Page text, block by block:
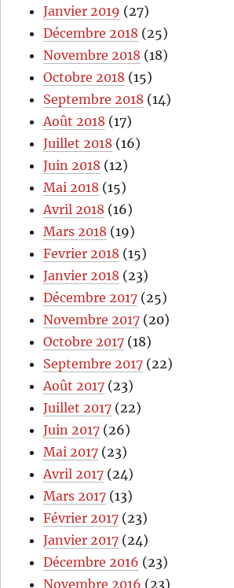
Janvier 2019 (27)
Décembre 2018 (25)
Novembre 2018 (18)
Octobre 2018 (15)
Septembre 2018 (14)
Août 2018 (17)
Juillet 2018 (16)
Juin 2018 (12)
Mai 2018 (15)
Avril 2018 (16)
Mars 2018 (19)
Fevrier 2018 (15)
Janvier 2018 (23)
Décembre 2017 (25)
Novembre 2017 (20)
Octobre 2017 (18)
Septembre 2017 (22)
Août 2017 (23)
Juillet 2017 (22)
Juin 2017 (26)
Mai 2017 (23)
Avril 2017 (24)
Mars 2017 (13)
Février 2017 (23)
Janvier 2017 (24)
Décembre 2016 (23)
Novembre 2016 (23)